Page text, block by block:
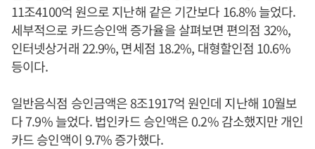
11조4100억 원으로 지난해 같은 기간보다 16.8% 늘었다.
세부적으로 카드승인액 증가율을 살펴보면 편의점 32%,
인터넷상거래 22.9%, 면세점 18.2%, 대형할인점 10.6%
등이다.
일반음식점 승인금액은 8조1917억 원인데 지난해 10월보
다 7.9% 늘었다. 법인카드 승인액은 0.2% 감소했지만 개인
카드 승인액이 9.7% 증가했다.